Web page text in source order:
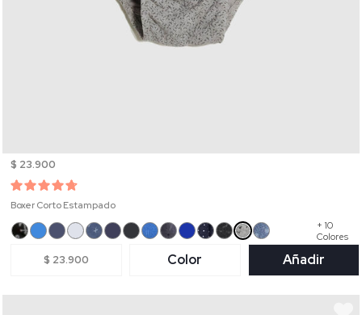
$ 23.900
Boxer Corto Estampado
+ 10
Colores
$ 23.900 Color Añadir